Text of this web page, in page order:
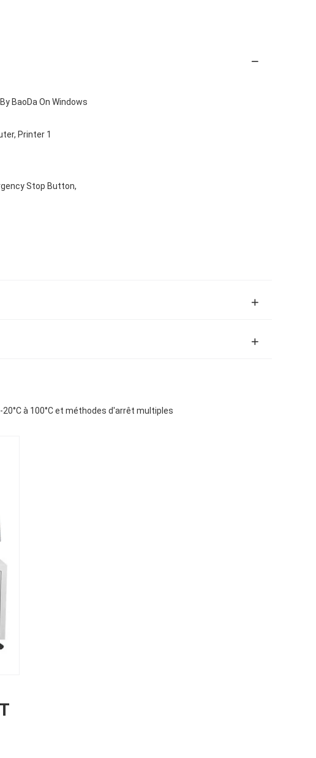
BaoDa On Windows
Printer 1
Stop Button,
à 100°C et méthodes d'arrêt multiples